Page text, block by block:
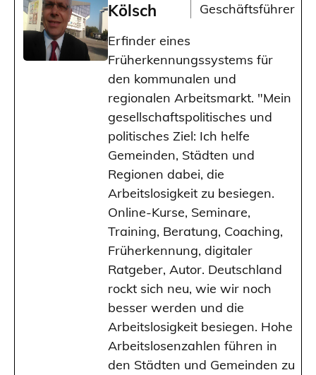
Kölsch
Geschäftsführer
Erfinder eines
Früherkennungssystems für
den kommunalen und
regionalen Arbeitsmarkt. "Mein
gesellschaftspolitisches und
politisches Ziel: Ich helfe
Gemeinden, Städten und
Regionen dabei, die
Arbeitslosigkeit zu besiegen.
Online-Kurse, Seminare,
Training, Beratung, Coaching,
Früherkennung, digitaler
Ratgeber, Autor. Deutschland
rockt sich neu, wie wir noch
besser werden und die
Arbeitslosigkeit besiegen. Hohe
Arbeitslosenzahlen führen in
den Städten und Gemeinden zu